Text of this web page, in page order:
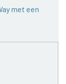
met een